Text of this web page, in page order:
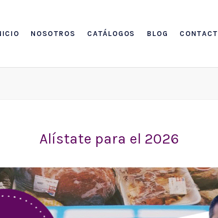
NOSOTROS CATÁLOGOS BLOG
Alístate para el 2026